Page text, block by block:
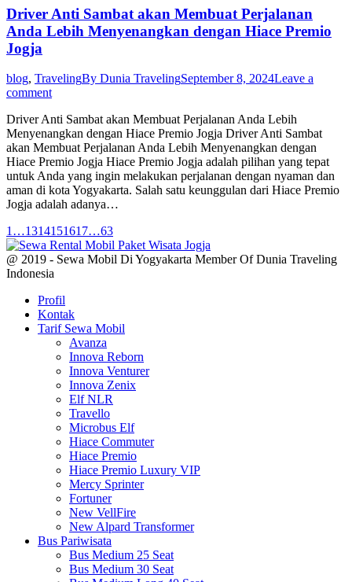
Driver Anti Sambat akan Membuat Perjalanan
Anda Lebih Menyenangkan dengan Hiace Premio
Jogja
blog, TravelingBy Dunia TravelingSeptember 8, 2024Leave a
comment
Driver Anti Sambat akan Membuat Perjalanan Anda Lebih
Menyenangkan dengan Hiace Premio Jogja Driver Anti Sambat
akan Membuat Perjalanan Anda Lebih Menyenangkan dengan
Hiace Premio Jogja Hiace Premio Jogja adalah pilihan yang tepat
untuk Anda yang ingin melakukan perjalanan dengan nyaman dan
aman di kota Yogyakarta. Salah satu keunggulan dari Hiace Premio
Jogja adalah adanya…
1 …1314151617…63
@ 2019 - Sewa Mobil Di Yogyakarta Member Of Dunia Traveling
Indonesia
Profil
Kontak
Tarif Sewa Mobil
Avanza
Innova Reborn
Innova Venturer
Innova Zenix
Elf NLR
Travello
Microbus Elf
Hiace Commuter
Hiace Premio
Hiace Premio Luxury VIP
Mercy Sprinter
Fortuner
New VellFire
New Alpard Transformer
Bus Pariwisata
Bus Medium 25 Seat
Bus Medium 30 Seat